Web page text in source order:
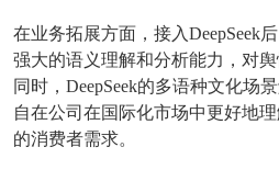
在业务拓展方面，接入DeepSeek
强大的语义理解和分析能力，对舆
同时，DeepSeek的多语种文化场
自在公司在国际化市场中更好地
的消费者需求。